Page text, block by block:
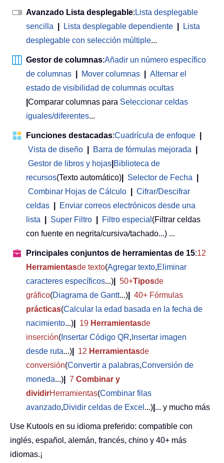
Avanzado Lista desplegable: Lista desplegable
sencilla
Lista desplegable dependiente
Lista
desplegable con selección múltiple...
Gestor de columnas:Añadir un número específico
de columnas
Mover columnas
Alternar el
estado de visibilidad de columnas ocultas
Comparar columnas para Seleccionar celdas
iguales/diferentes...
Funciones destacadas:Cuadrícula de enfoque
Vista de diseño
Barra de fórmulas mejorada
Gestor de libros y hojas Biblioteca de
recursos(Texto automático) Selector de Fecha
Combinar Hojas de Cálculo
Cifrar/Descifrar
celdas
Enviar correos electrónicos desde una
lista
Super Filtro Filtro especial (Filtrar celdas
con fuente en negrita/cursiva/tachado...) ...
Principales conjuntos de herramientas de 15:12
Herramientasde texto(Agregar texto,Eliminar
caracteres específicos...) 50+Tiposde
gráfico(Diagrama de Gantt...)
40+ Fórmulas
prácticas(Calcular la edad basada en la fecha de
nacimiento...) 19 Herramientasde
inserción( Insertar Código QR, Insertar imagen
desde ruta...) 12 Herramientasde
conversión(Convertir a palabras,Conversión de
moneda...) 7 Combinar y
dividirHerramientas(Combinar filas
avanzado,Dividir celdas de Excel ...) ... y mucho más
Use Kutools en su idioma preferido: compatible con
inglés, español, alemán, francés, chino y 40+ más
idiomas.¡